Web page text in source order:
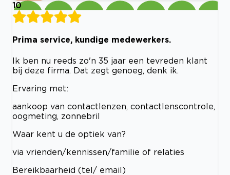
10
Prima service, kundige medewerkers.
Ik ben nu reeds zo'n 35 jaar een tevreden klant
bij deze firma. Dat zegt genoeg, denk ik.
Ervaring met:
aankoop van contactlenzen, contactlenscontrole,
oogmeting, zonnebril
Waar kent u de optiek van?
via vrienden/kennissen/familie of relaties
Bereikbaarheid (tel/ email)